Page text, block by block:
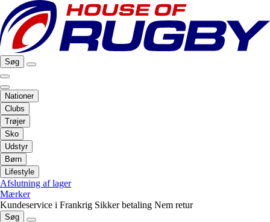
Søg
Nationer
Clubs
Trøjer
Sko
Udstyr
Børn
Lifestyle
Afslutning af lager
Mærker
Kundeservice i Frankrig Sikker betaling Nem retur
Søg